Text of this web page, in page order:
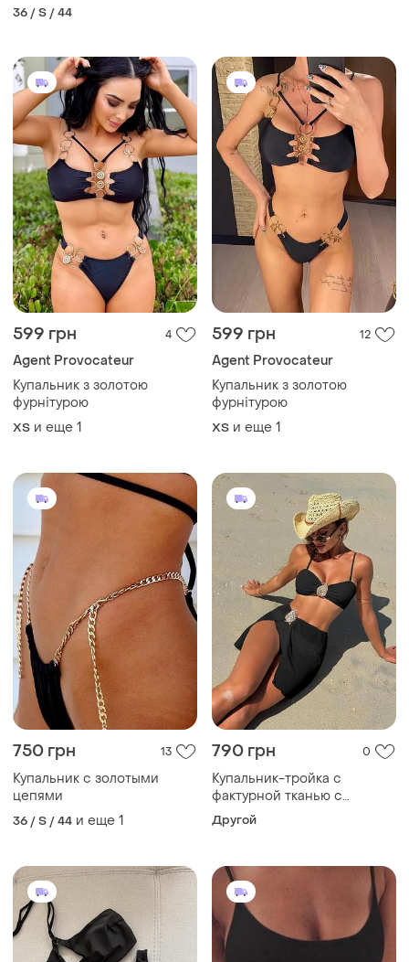
36 / S / 44
599 грн 4
Agent Provocateur
Купальник з золотою
фурнітурою
ХS и еще 1
599 грн 12
Agent Provocateur
Купальник з золотою
фурнітурою
ХS и еще 1
750 грн 13
Купальник с золотыми
цепями
36 / S / 44 и еще 1
790 грн 0
Купальник-тройка с
фактурной тканью с
золотым декором s, m, l
Другой